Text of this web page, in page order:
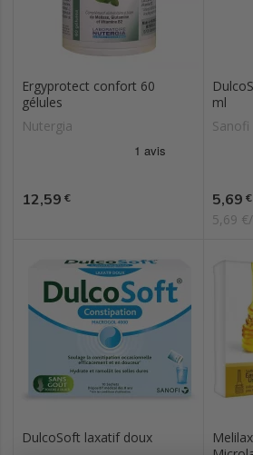
Ergyprotect confort 60
gélules
Nutergia
Prix
12,59 €
ml
Sanofi
Prix
5,69 €
5,69
DulcoSoft laxatif doux